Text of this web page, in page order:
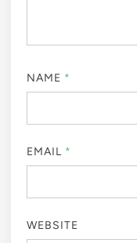
NAME *
EMAIL *
WEBSITE